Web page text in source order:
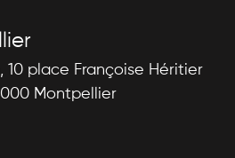
10 place Françoise Héritier
Montpellier